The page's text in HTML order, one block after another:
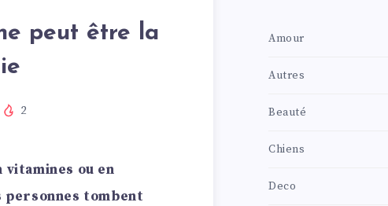
peut être la
2
vitamines ou en
personnes tombent
Amour
Autres
Beauté
Chiens
Deco